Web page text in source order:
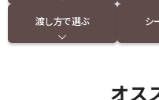
渡し方で選ぶ シ
オス